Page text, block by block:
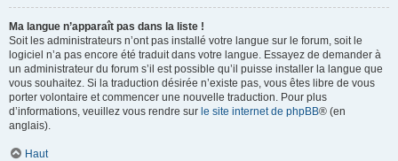
Ma langue n’apparaît pas dans la liste !
Soit les administrateurs n’ont pas installé votre langue sur le forum, soit le
logiciel n’a pas encore été traduit dans votre langue. Essayez de demander à
un administrateur du forum s’il est possible qu’il puisse installer la langue que
vous souhaitez. Si la traduction désirée n’existe pas, vous êtes libre de vous
porter volontaire et commencer une nouvelle traduction. Pour plus
d’informations, veuillez vous rendre sur le site internet de phpBB® (en
anglais).
Haut